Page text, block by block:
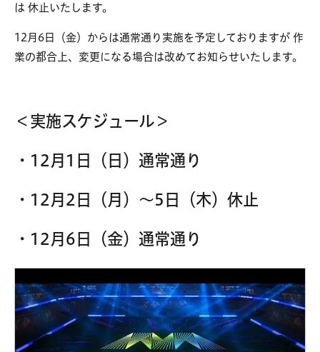
は 休止いたします。
12月6日（金）からは通常通り実施を予定しておりますが 作
業の都合上、変更になる場合は改めてお知らせいたします。
＜実施スケジュール＞
・ 12月1日（日）通常通り
・12月2日（月）～5日（木）休止
・12月6日（金）通常通り